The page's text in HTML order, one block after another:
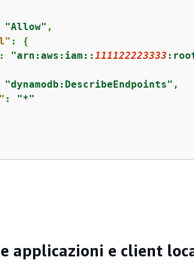
"Allow" ,
: {
: "arn:aws:iam::111122223333
"dynamodb:DescribeEndpoints" ,
: "*"
applicazioni e client